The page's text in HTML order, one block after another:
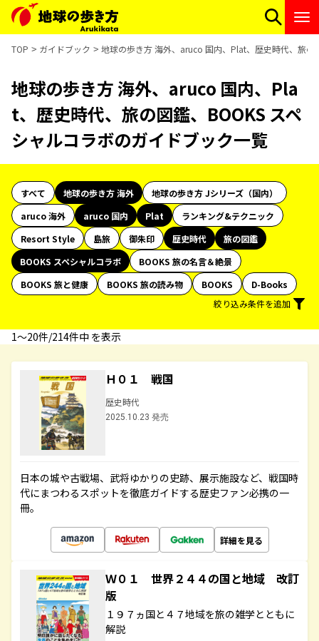
TOP ガイドブック 地球の歩き方 海外、aruco 国内、Plat、歴史時代、旅
地球の歩き方 海外、aruco 国内、Pla
t、歴史時代、旅の図鑑、BOOKS スペ
シャルコラボのガイドブック一覧
すべて 地球の歩き方 海外
地球の歩き方 Jシリーズ（国内）
aruco 海外
aruco 国内 Plat
ランキング&テクニック
Resort Style
島旅 御朱印 歴史時代
旅の図鑑
BOOKS スペシャルコラボ
BOOKS 旅の名言＆絶景
BOOKS 旅と健康
BOOKS 旅の読み物 BOOKS
D-Books
絞り込み条件を追加
1〜20件/214件中 を表示
Ｈ０１ 戦国
歴史時代
2025.10.23 発売
日本の城や古戦場、武将ゆかりの史跡、展示施設など、戦国時
代にまつわるスポットを徹底ガイドする歴史ファン必携の一
冊。
詳細を見る
Ｗ０１ 世界２４４の国と地域 改訂
版
１９７ヵ国と４７地域を旅の雑学とともに
解説